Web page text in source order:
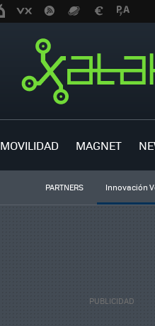
MOVILIDAD MAGNET
PARTNERS Innovación